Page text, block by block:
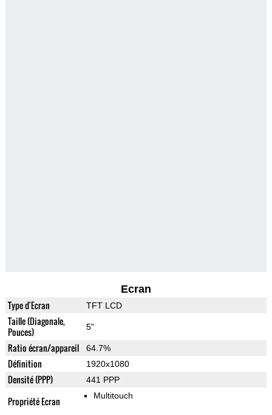
Ecran
Type d'Ecran TFT LCD
Taille (Diagonale,
Pouces)
5"
Ratio écran/appareil 64.7%
Définition 1920x1080
Densité (PPP) 441 PPP
Propriété Ecran Multitouch